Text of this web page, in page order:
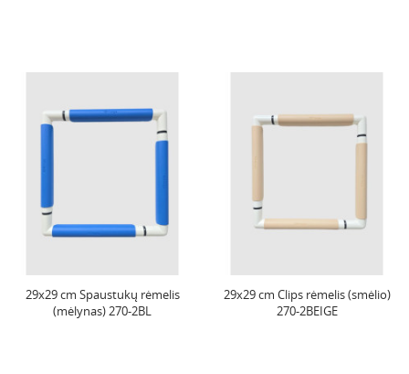
29x29 cm Spaustukų rėmelis
(mėlynas) 270-2BL
29x29 cm Clips rėmelis (smėlio)
270-2BEIGE